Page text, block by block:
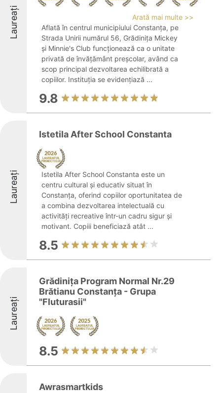
Laureați
Arată mai multe >>
Aflată în centrul municipiului Constanța, pe
Strada Unirii numărul 56, Grădinița Mickey
și Minnie's Club funcționează ca o unitate
privată de învățământ preșcolar, având ca
scop principal dezvoltarea echilibrată a
copiilor. Instituția se evidențiază ...
9.8
Laureați
Istetila After School Constanta
Istetila After School Constanta este un
centru cultural și educativ situat în
Constanța, oferind copiilor oportunitatea de
a combina dezvoltarea intelectuală cu
activități recreative într-un cadru sigur și
motivant. Copiii beneficiază atât ...
8.5
Laureați
Grădinița Program Normal Nr.29
Brătianu Constanța - Grupa
"Fluturasii"
8.5
Awrasmartkids